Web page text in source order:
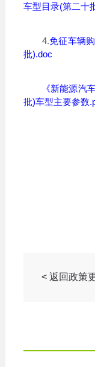
车型目录(第二十
4.免征车辆
批).doc
《新能源汽
批)车型主要参数
< 返回政策